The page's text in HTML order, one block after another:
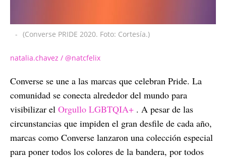
- (Converse PRIDE 2020. Foto: Cortesía.)
natalia.chavez / @natcfelix
Converse se une a las marcas que celebran Pride. La
comunidad se conecta alrededor del mundo para
visibilizar el Orgullo LGBTQIA+ . A pesar de las
circunstancias que impiden el gran desfile de cada año,
marcas como Converse lanzaron una colección especial
para poner todos los colores de la bandera, por todos